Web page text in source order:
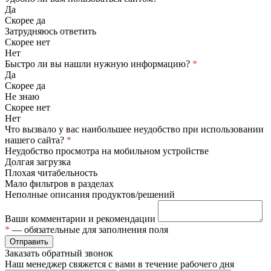
Да
Скорее да
Затрудняюсь ответить
Скорее нет
Нет
Быстро ли вы нашли нужную информацию? *
Да
Скорее да
Не знаю
Скорее нет
Нет
Что вызвало у вас наибольшее неудобство при использовании
нашего сайта? *
Неудобство просмотра на мобильном устройстве
Долгая загрузка
Плохая читабельность
Мало фильтров в разделах
Неполные описания продуктов/решений
Ваши комментарии и рекомендации
* — обязательные для заполнения поля
Отправить
Заказать обратный звонок
Наш менеджер свяжется с вами в течение рабочего дня